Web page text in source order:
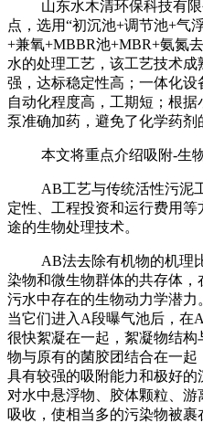
山东水木清环保科技有
点，选用“初沉池+调节池+气
+兼氧+MBBR池+MBR+氨氮
水的处理工艺，该工艺技术
强，达标稳定性高；一体化设
自动化程度高，工期短；根
泵准确加药，避免了化学药剂
本文将重点介绍吸附-生
AB工艺与传统活性污泥
定性、工程投资和运行费用
途的生物处理技术。
AB法去除有机物的机理
染物和微生物群体的共存体
污水中存在的生物动力学潜力
当它们进入A段曝气池后，在
很快絮凝在一起，絮凝物结
物与原有的菌胶团结合在一
具有较强的吸附能力和极好
对水中悬浮物、胶体颗粒、游
吸收，使相当多的污染物被